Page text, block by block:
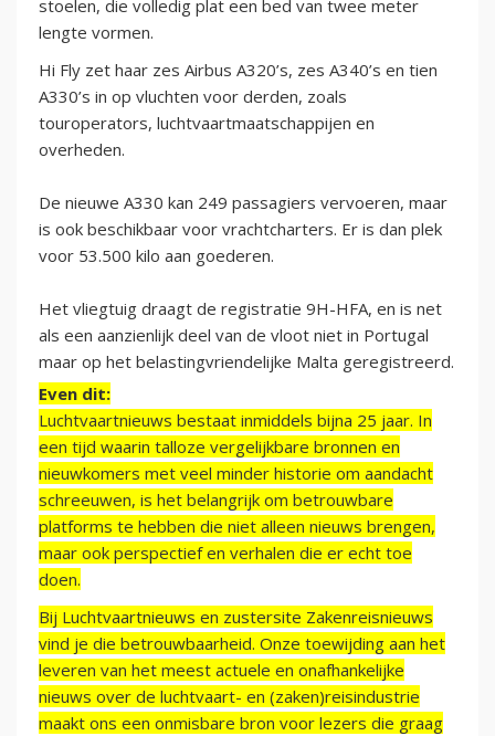
stoelen, die volledig plat een bed van twee meter
lengte vormen.
Hi Fly zet haar zes Airbus A320’s, zes A340’s en tien
A330’s in op vluchten voor derden, zoals
touroperators, luchtvaartmaatschappijen en
overheden.
De nieuwe A330 kan 249 passagiers vervoeren, maar
is ook beschikbaar voor vrachtcharters. Er is dan plek
voor 53.500 kilo aan goederen.
Het vliegtuig draagt de registratie 9H-HFA, en is net
als een aanzienlijk deel van de vloot niet in Portugal
maar op het belastingvriendelijke Malta geregistreerd.
Even dit:
Luchtvaartnieuws bestaat inmiddels bijna 25 jaar. In
een tijd waarin talloze vergelijkbare bronnen en
nieuwkomers met veel minder historie om aandacht
schreeuwen, is het belangrijk om betrouwbare
platforms te hebben die niet alleen nieuws brengen,
maar ook perspectief en verhalen die er echt toe
doen.
Bij Luchtvaartnieuws en zustersite Zakenreisnieuws
vind je die betrouwbaarheid. Onze toewijding aan het
leveren van het meest actuele en onafhankelijke
nieuws over de luchtvaart- en (zaken)reisindustrie
maakt ons een onmisbare bron voor lezers die graag